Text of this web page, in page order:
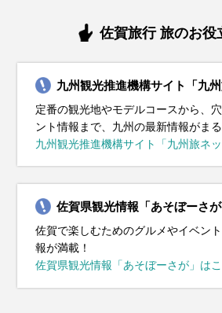
佐賀旅行 旅のお役
九州観光推進機構サイト「九州
定番の観光地やモデルコースから、
ント情報まで、九州の最新情報がまる
九州観光推進機構サイト「九州旅ネ
佐賀県観光情報「あそぼーさが
佐賀で楽しむためのグルメやイベン
報が満載！
佐賀県観光情報「あそぼーさが」は